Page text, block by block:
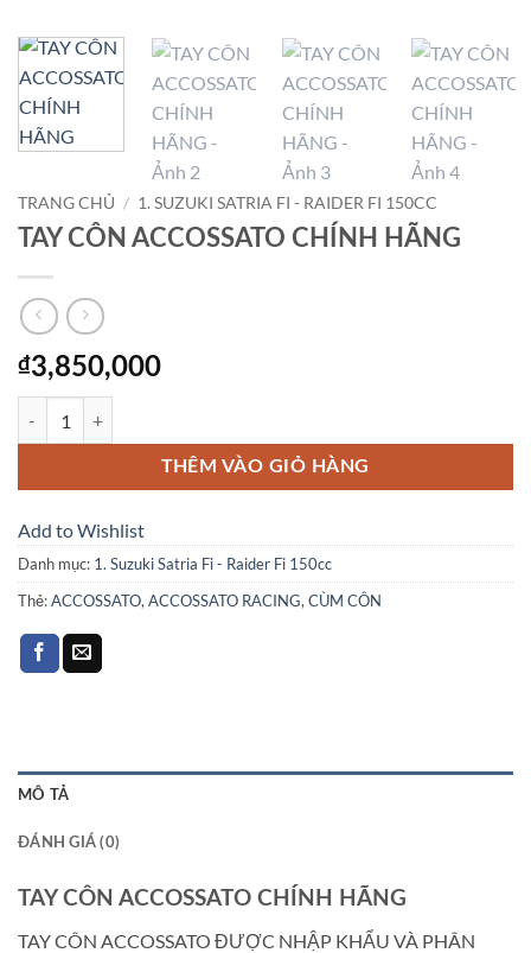
TRANG CHỦ / 1. SUZUKI SATRIA FI - RAIDER FI 150CC
TAY CÔN ACCOSSATO CHÍNH HÃNG
₫3,850,000
THÊM VÀO GIỎ HÀNG
Add to Wishlist
Danh mục: 1. Suzuki Satria Fi - Raider Fi 150cc
Thẻ:ACCOSSATO,ACCOSSATO RACING,CÙM CÔN
MÔ TẢ
ĐÁNH GIÁ (0)
TAY CÔN ACCOSSATO CHÍNH HÃNG
TAY CÔN ACCOSSATO ĐƯỢC NHẬP KHẨU VÀ PHÂN